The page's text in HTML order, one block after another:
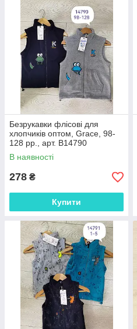
Безрукавки флісові для
хлопчиків оптом, Grace, 98-
128 рр., арт. B14790
В наявності
278 ₴
Купити